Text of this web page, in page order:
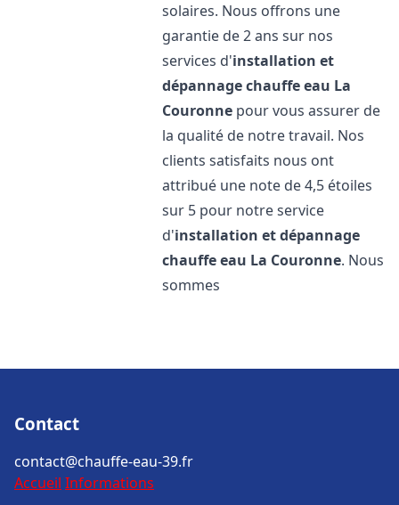
solaires. Nous offrons une
garantie de 2 ans sur nos
services d'installation et
dépannage chauffe eau La
Couronne pour vous assurer de
la qualité de notre travail. Nos
clients satisfaits nous ont
attribué une note de 4,5 étoiles
sur 5 pour notre service
d'installation et dépannage
chauffe eau La Couronne. Nous
sommes
Contact
contact@chauffe-eau-39.fr
Accueil Informations